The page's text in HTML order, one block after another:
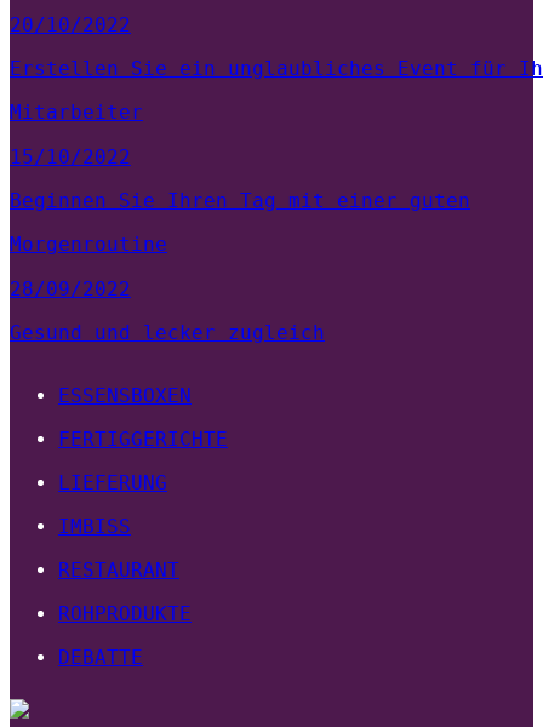
20/10/2022
Erstellen Sie ein unglaubliches Event für
Mitarbeiter
15/10/2022
Beginnen Sie Ihren Tag mit einer guten
Morgenroutine
28/09/2022
Gesund und lecker zugleich
ESSENSBOXEN
FERTIGGERICHTE
LIEFERUNG
IMBISS
RESTAURANT
ROHPRODUKTE
DEBATTE